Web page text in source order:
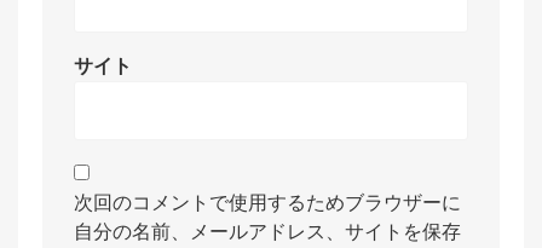
サイト
次回のコメントで使用するためブラウザーに
自分の名前、メールアドレス、サイトを保存